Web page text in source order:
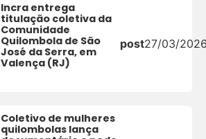
Incra entrega
titulação coletiva da
Comunidade
Quilombola de São
José da Serra, em
Valença (RJ)
post27/03/
Coletivo de mulheres
quilombolas lança